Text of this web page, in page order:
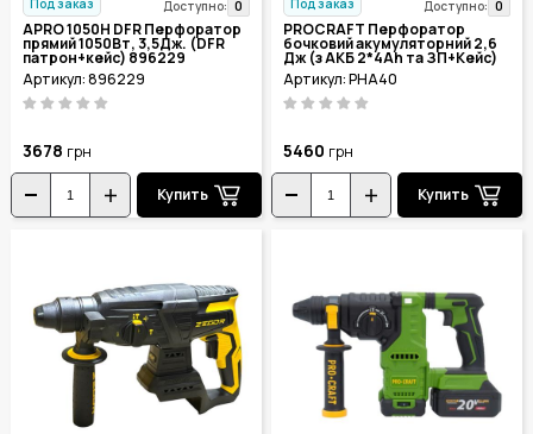
Под заказ
Доступно: 0
APRO 1050H DFR Перфоратор
прямий 1050Вт, 3,5Дж. (DFR
патрон+кейс) 896229
Артикул: 896229
3678 грн
Купить
Под заказ
Доступно: 0
PROCRAFT Перфоратор
бочковий акумуляторний 2,6
Дж (з АКБ 2*4Ah та ЗП+Кейс)
PHA40
Артикул: PHA40
5460 грн
Купить